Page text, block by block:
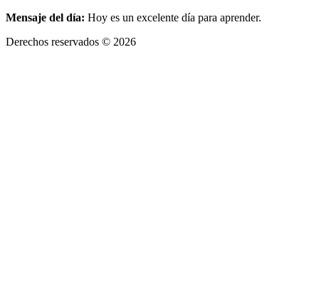
Mensaje del día: Hoy es un excelente día para aprender.
Derechos reservados © 2026